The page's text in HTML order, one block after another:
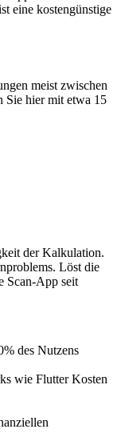
eine kostengünstige
meist zwischen
Sie hier mit etwa 15
der Kalkulation.
Löst die
Scan-App seit
des Nutzens
wie Flutter Kosten